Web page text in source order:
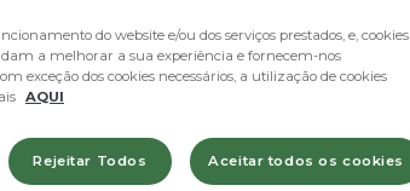
do website e/ou dos serviços prestados, e, cookies
a melhorar a sua experiência e fornecem-nos
exceção dos cookies necessários, a utilização de cookies
AQUI
Rejeitar Todos Aceitar todos os cookies